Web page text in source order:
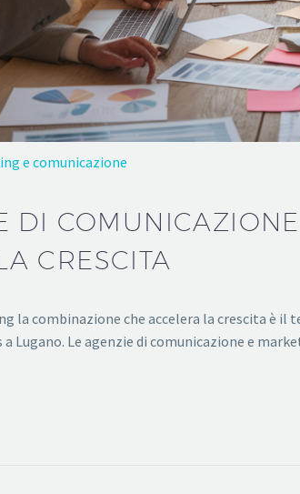
e comunicazione
DI
CRESCITA
la combinazione che accelera la crescita è
Lugano. Le agenzie di comunicazione e